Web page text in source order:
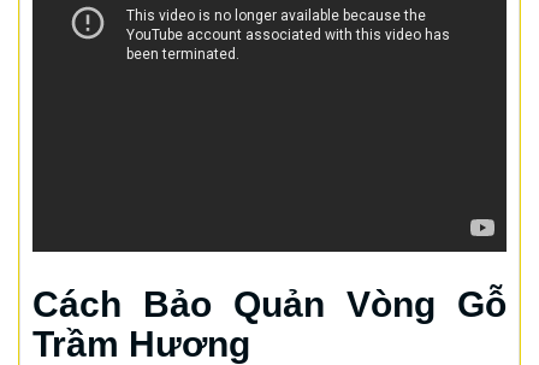
Cách Bảo Quản Vòng Gỗ
Trầm Hương